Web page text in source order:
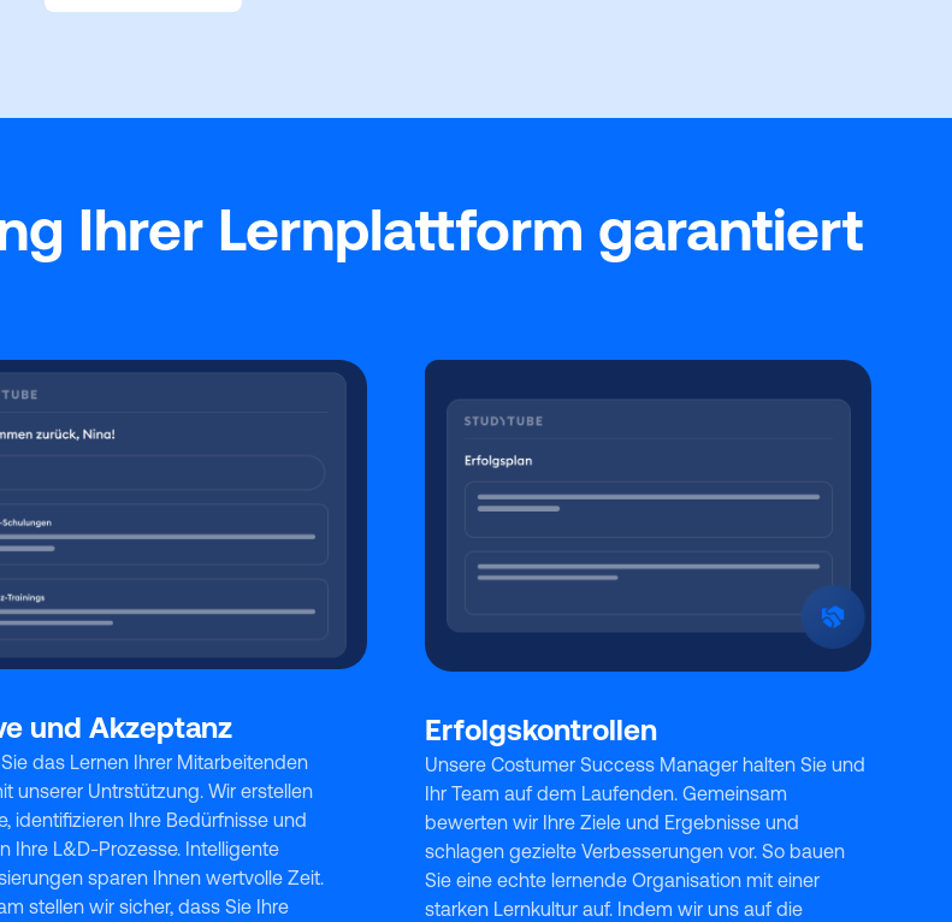
Ihrer Lernplattform garantiert
und Akzeptanz
das Lernen Ihrer Mitarbeitenden
unserer Untrstützung. Wir erstellen
identifizieren Ihre Bedürfnisse und
Ihre L&D-Prozesse. Intelligente
sparen Ihnen wertvolle Zeit.
stellen wir sicher, dass Sie Ihre
Erfolgskontrollen
Unsere Costumer Success Manager halten Sie und
Ihr Team auf dem Laufenden. Gemeinsam
bewerten wir Ihre Ziele und Ergebnisse und
schlagen gezielte Verbesserungen vor. So bauen
Sie eine echte lernende Organisation mit einer
starken Lernkultur auf. Indem wir uns auf die